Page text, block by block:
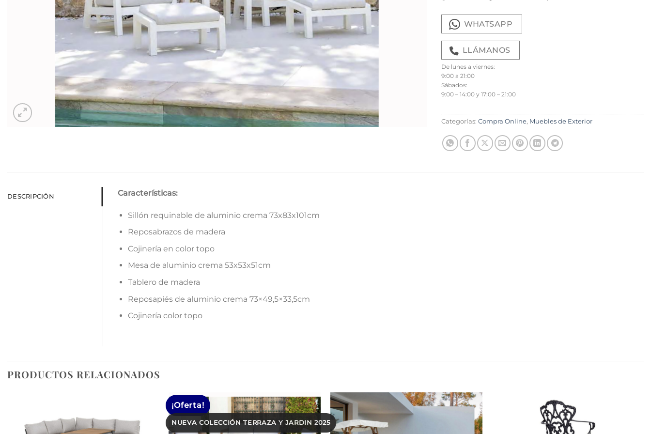
WHATSAPP
LLÁMANOS
De lunes a viernes:
9:00 a 21:00
Sábados:
9:00 – 14:00 y 17:00 – 21:00
Categorías: Compra Online, Muebles de Exterior
DESCRIPCIÓN Características:
Sillón requinable de aluminio crema 73x83x101cm
Reposabrazos de madera
Cojinería en color topo
Mesa de aluminio crema 53x53x51cm
Tablero de madera
Reposapiés de aluminio crema 73×49,5×33,5cm
Cojinería color topo
PRODUCTOS RELACIONADOS
¡Oferta!
NUEVA COLECCIÓN TERRAZA Y JARDIN 2025